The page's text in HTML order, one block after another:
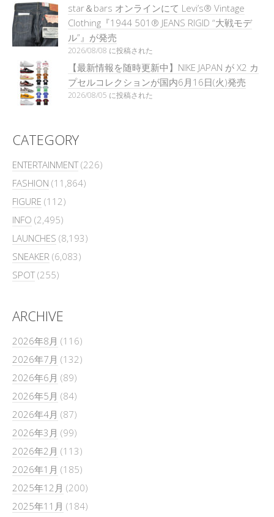
star＆bars オンラインにて Levi’s® Vintage
Clothing『1944 501® JEANS RIGID “大戦モデ
ル”』が発売
2026/08/08 に投稿された
【最新情報を随時更新中】NIKE JAPAN が X2 カ
プセルコレクションが国内6月16日(火)発売
2026/08/05 に投稿された
CATEGORY
ENTERTAINMENT(226)
FASHION (11,864)
FIGURE (112)
INFO (2,495)
LAUNCHES (8,193)
SNEAKER (6,083)
SPOT(255)
ARCHIVE
2026年8月 (116)
2026年7月 (132)
2026年6月 (89)
2026年5月 (84)
2026年4月 (87)
2026年3月 (99)
2026年2月 (113)
2026年1月 (185)
2025年12月 (200)
2025年11月 (184)